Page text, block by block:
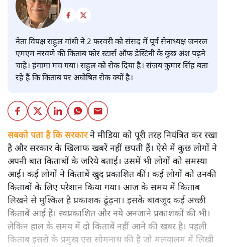
नेता विपक्ष राहुल गांधी ने 2 फरवरी को संसद में पूर्व सेनाध्यक्ष जनरल
एमएम नरवणे की किताब फोर स्टार्स ऑफ डेस्टिनी के कुछ अंश पढ़ने
चाहे। हंगामा मच गया। राहुल को रोक दिया है। संजय कुमार सिंह बता
रहे हैं कि किताब पर अघोषित रोक क्यों है।
सबको पता है कि सरकारने मीडिया को पूरी तरह नियंत्रित कर रखा
है और सरकार के खिलाफ खबरें नहीं छपती हैं। ऐसे में कुछ लोगों ने
अपनी बात किताबों के जरिये बताई। उसमें भी लोगों को समस्या
आई। कई लोगों ने किताबें खुद प्रकाशित कीं। कई लोगों को उनकी
किताबों के लिए परेशान किया गया। आज के समय में किताब
लिखने से मुश्किल है प्रकाशक ढूंढ़ना। इसके बावजूद कई अच्छी
किताबें आई हैं। स्वप्रकाशित और नये अनजाने प्रकाशकों की भी।
लेकिन हाल के समय में दो किताबें नहीं आने की खबर है। पहली
किताब इसरो के प्रमुख एस सोमनाथ की है जो मलयालम में लिखी